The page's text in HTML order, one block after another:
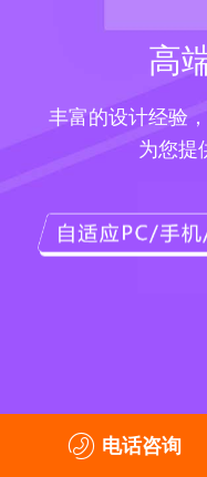
高
丰富的设计经验
为您提
电话咨询